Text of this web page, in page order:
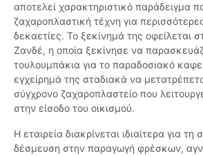
αποτελεί χαρακτηριστικό παράδειγμα
ζαχαροπλαστική τέχνη για
δεκαετίες. Το ξεκίνημά της οφείλεται
Ζανδέ, η οποία ξεκίνησε να
τουλουμπάκια για το παραδοσιακό
εγχείρημά της σταδιακά να
σύγχρονο ζαχαροπλαστείο που
στην είσοδο του οικισμού.
Η εταιρεία διακρίνεται ιδιαίτερα για τη
δέσμευση στην παραγωγή φρέσκων,